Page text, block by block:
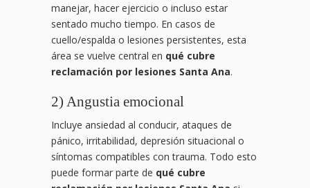
manejar, hacer ejercicio o incluso estar
sentado mucho tiempo. En casos de
cuello/espalda o lesiones persistentes, esta
área se vuelve central en qué cubre
reclamación por lesiones Santa Ana.
2) Angustia emocional
Incluye ansiedad al conducir, ataques de
pánico, irritabilidad, depresión situacional o
síntomas compatibles con trauma. Todo esto
puede formar parte de qué cubre